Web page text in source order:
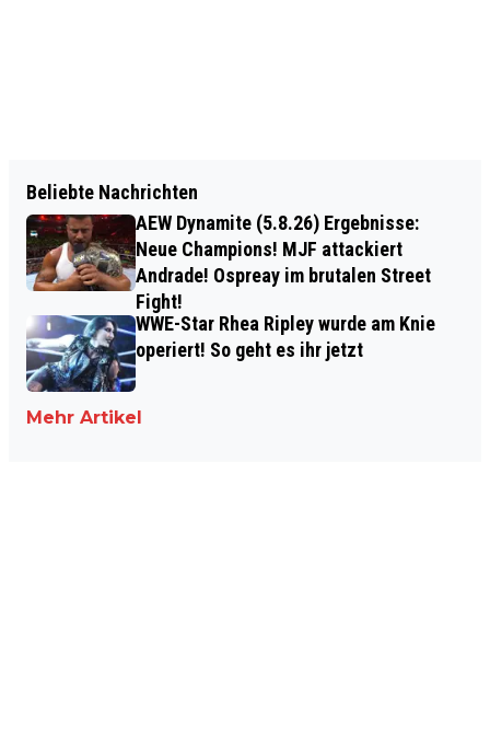
Beliebte Nachrichten
AEW Dynamite (5.8.26) Ergebnisse:
Neue Champions! MJF attackiert
Andrade! Ospreay im brutalen Street
Fight!
WWE-Star Rhea Ripley wurde am Knie
operiert! So geht es ihr jetzt
Mehr Artikel